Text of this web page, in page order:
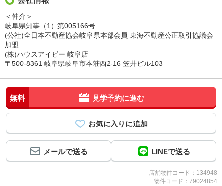
＜仲介＞
岐阜県知事（1）第005166号
(公社)全日本不動産協会岐阜県本部会員 東海不動産公正取引協議会
加盟
(株)ハウスアイビー 岐阜店
〒500-8361 岐阜県岐阜市本荘西2-16 笠井ビル103
無料 見学予約に進む
メールで送る LINEで送る
店舗物件コード：134948
物件コード：79024854